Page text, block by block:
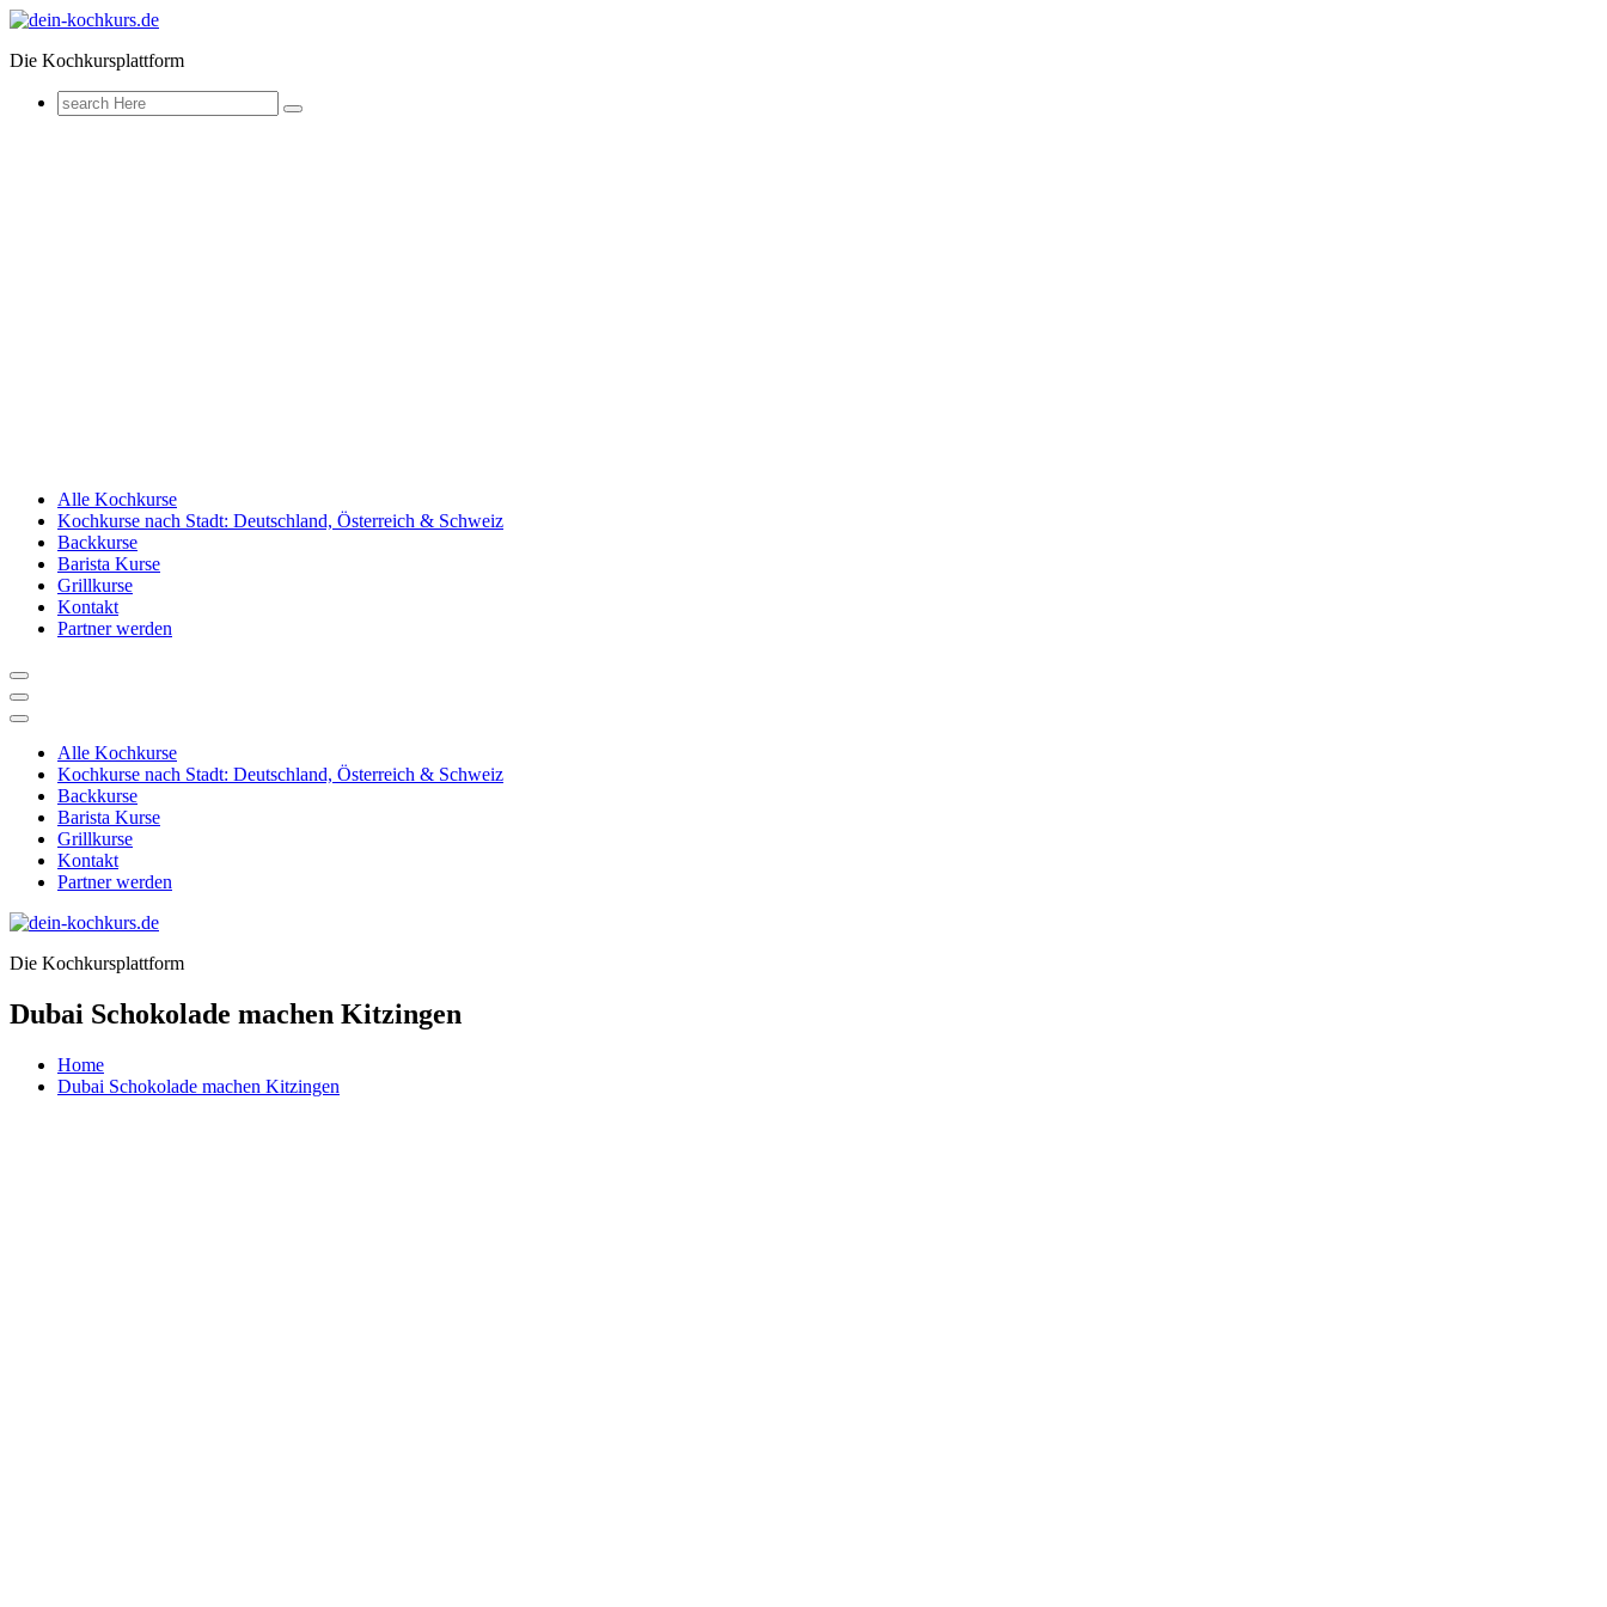
Zum
springen
Die Kochkursplattform
Search
for:
Alle Kochkurse
Kochkurse nach Stadt: Deutschland, Österreich & Schweiz
Backkurse
Barista Kurse
Grillkurse
Kontakt
Partner werden
Alle Kochkurse
Kochkurse nach Stadt: Deutschland, Österreich & Schweiz
Backkurse
Barista Kurse
Grillkurse
Kontakt
Partner werden
Die Kochkursplattform
Dubai Schokolade machen Kitzingen
Home
Dubai Schokolade machen Kitzingen